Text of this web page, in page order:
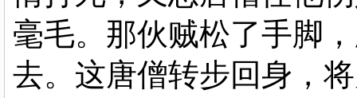
毫毛。那伙贼松了手脚
去。这唐僧转步回身，